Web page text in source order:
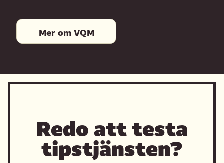
Mer om VQM
Redo att testa
tipstjänsten?